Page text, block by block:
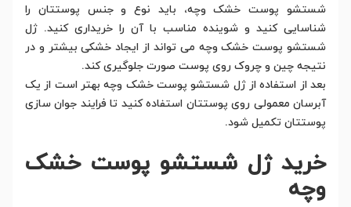
شستشو پوست خشک وچه، باید نوع و جنس پوستتان را
شناسایی کنید و شوینده مناسب با آن را خریداری کنید. ژل
شستشو پوست خشک وچه می تواند از ایجاد خشکی بیشتر و در
نتیجه چین و چروک روی پوست صورت جلوگیری کند.
بعد از استفاده از ژل شستشو پوست خشک وچه بهتر است از یک
آبرسان معمولی روی پوستتان استفاده کنید تا فرایند جوان سازی
پوستتان تکمیل شود.
خرید ژل شستشو پوست خشک
وچه